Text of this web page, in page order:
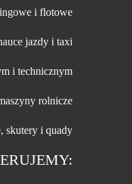
i flotowe
jazdy i taxi
i technicznym
rolnicze
skutery i quady